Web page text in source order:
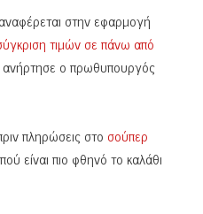
στην εφαρμογή
τιμών σε πάνω από
ο πρωθυπουργός
πληρώσεις στο σούπερ
είναι πιο φθηνό το καλάθι